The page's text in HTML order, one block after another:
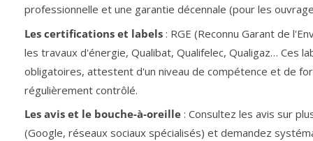
professionnelle et une garantie décennale (pour les
Les certifications et labels: RGE (Reconnu Garant de
les travaux d'énergie, Qualibat, Qualifelec, Qualigaz… Ces
obligatoires, attestent d'un niveau de compétence et de
régulièrement contrôlé.
Les avis et le bouche-à-oreille: Consultez les avis sur
(Google, réseaux sociaux spécialisés) et demandez